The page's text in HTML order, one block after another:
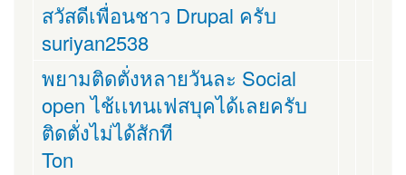
สวัสดีเพื่อนชาว Drupal ครับ
suriyan2538
พยามติดตั่งหลายวันละ Social
open ไช้เเทนเฟสบุคได้เลยครับ
ติดตั่งไม่ได้สักที
Ton